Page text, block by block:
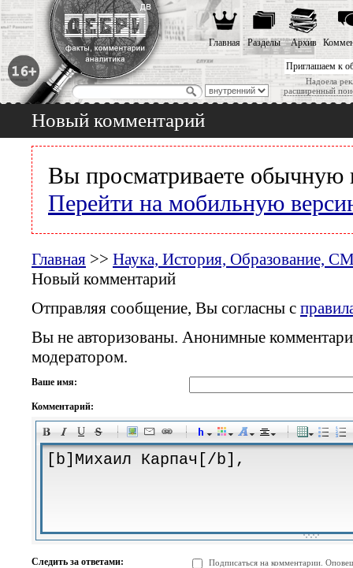
Приглашаем к
Надоела
расширенный
Главная Разделы Архив
Новый комментарий
Вы просматриваете обычную
Перейти на мобильную
Главная >> Наука, История, Образование,
Новый комментарий
Отправляя сообщение, Вы согласны с
Вы не авторизованы. Анонимные
модератором.
Ваше имя:
Комментарий:
-
-
-
-
-
-
-
-
-
-
-
-
-
-
-
Следить за ответами: Подписаться на комментарии.